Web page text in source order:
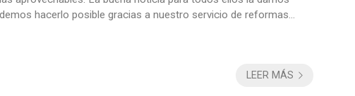
hacerlo posible gracias a nuestro servicio de reformas
LEER MÁS